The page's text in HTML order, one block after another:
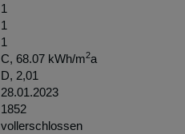
1
1
1
C, 68.07 kWh/m2a
D, 2,01
28.01.2023
1852
vollerschlossen